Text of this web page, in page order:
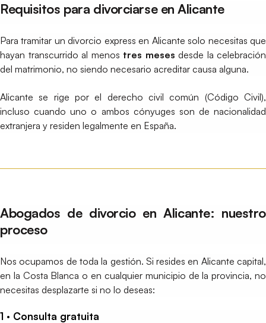
Requisitos para divorciarse en Alicante
Para tramitar un divorcio express en Alicante solo necesitas que
hayan transcurrido al menos tres meses desde la celebración
del matrimonio, no siendo necesario acreditar causa alguna.
Alicante se rige por el derecho civil común (Código Civil),
incluso cuando uno o ambos cónyuges son de nacionalidad
extranjera y residen legalmente en España.
Abogados de divorcio en Alicante: nuestro
proceso
Nos ocupamos de toda la gestión. Si resides en Alicante capital,
en la Costa Blanca o en cualquier municipio de la provincia, no
necesitas desplazarte si no lo deseas:
1 · Consulta gratuita